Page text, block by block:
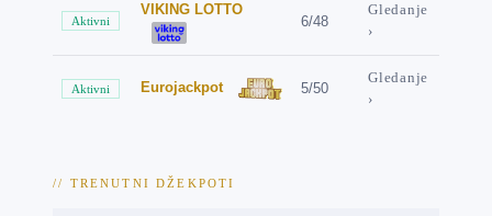
Aktivni
VIKING LOTTO
6/48
Gledanje
›
Aktivni Eurojackpot 5/50
Gledanje
›
// TRENUTNI DŽEKPOTI